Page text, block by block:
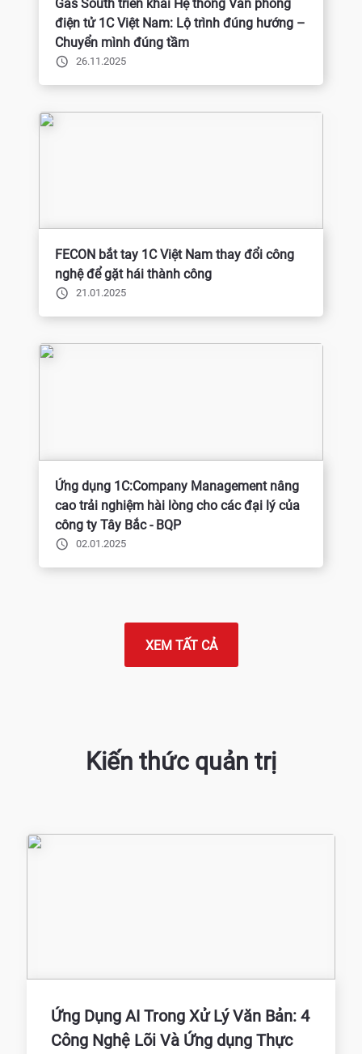
Gas South triển khai Hệ thống Văn phòng
điện tử 1C Việt Nam: Lộ trình đúng hướng –
Chuyển mình đúng tầm
26.11.2025
FECON bắt tay 1C Việt Nam thay đổi công
nghệ để gặt hái thành công
21.01.2025
Ứng dụng 1C:Company Management nâng
cao trải nghiệm hài lòng cho các đại lý của
công ty Tây Bắc - BQP
02.01.2025
XEM TẤT CẢ
Kiến thức quản trị
Ứng Dụng AI Trong Xử Lý Văn Bản: 4
Công Nghệ Lõi Và Ứng dụng Thực